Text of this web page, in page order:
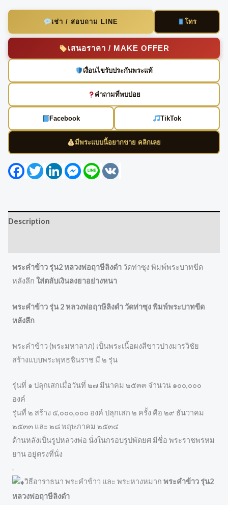
เช่า / สอบถาม LINE โทร
เสนอราคา / MAKE OFFER
เงื่อนไขรับประกันพระแท้
คำถามที่พบบ่อย
Facebook TikTok
มีพระแบบนี้อยากขาย คลิกเลย
FacebookTwitterLinkedInMessenger
Line
Description
พระคำข้าว รุ่น2 หลวงพ่อฤาษีลิงดำ วัดท่าซุง พิมพ์พระบาทขีด
หลังลึก ใส่ตลับเงินลงยาอย่างหนา
พระคำข้าว รุ่น 2 หลวงพ่อฤาษีลิงดำ วัดท่าซุง พิมพ์พระบาทขีด
หลังลึก
พระคำข้าว (พระมหาลาภ) เป็นพระเนื้อผงสีขาวปางมารวิชัย
สร้างแบบพระพุทธชินราช มี ๒ รุ่น
รุ่นที่ ๑ ปลุกเสกเมื่อวันที่ ๒๗ มีนาคม ๒๕๓๓ จำนวน ๑๐๐,๐๐๐
องค์
รุ่นที่ ๒ สร้าง ๕,๐๐๐,๐๐๐ องค์ ปลุกเสก ๒ ครั้ง คือ ๒๙ ธันวาคม
๒๕๓๓ และ ๒๘ พฤษภาคม ๒๕๓๔
ด้านหลังเป็นรูปหลวงพ่อ นั่งในกรอบรูปพัดยศ มีชื่อ พระราชพรหม
ยาน อยู่ตรงที่นั่ง
.
วิธีอาราธนา พระคำข้าว และ พระหางหมาก พระคำข้าว รุ่น2
หลวงพ่อฤาษีลิงดำ